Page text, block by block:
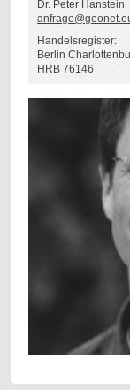
Dr. Peter Hanstein
Handelsregister:
Berlin
HRB 76146